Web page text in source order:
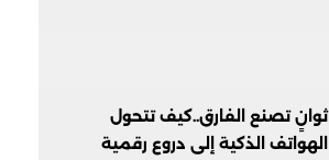
ثوانٍ تصنع الفارق..كيف تتحول
الهواتف الذكية إلى دروع رقمية